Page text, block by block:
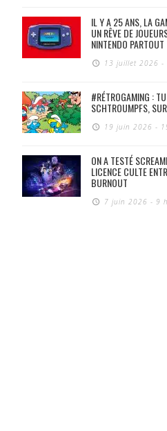
IL Y A 25 ANS, LA
UN RÊVE DE
NINTENDO PARTOUT
13 juillet 2026 -
#RÉTROGAMING :
SCHTROUMPFS,
19 juin 2026 -
ON A TESTÉ
LICENCE CULTE
BURNOUT
7 juin 2026 - 9